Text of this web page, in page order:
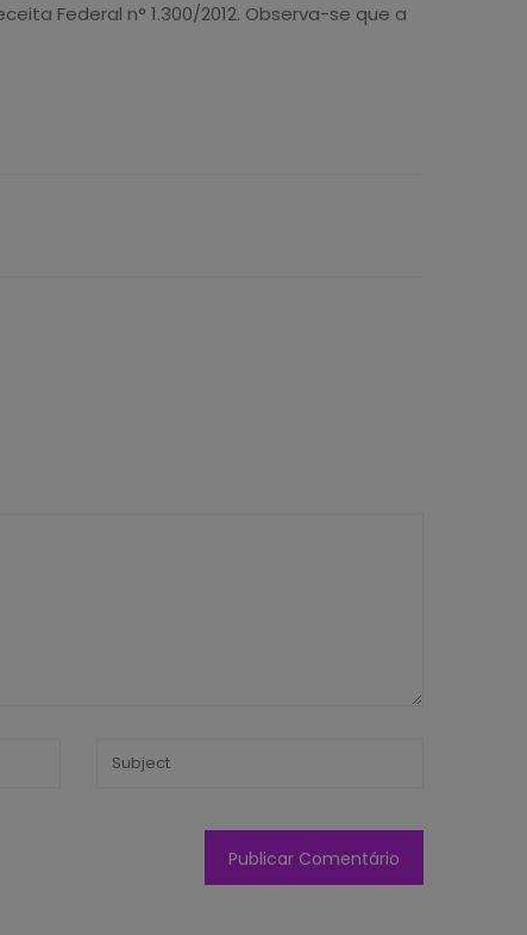
Federal n° 1.300/2012. Observa-se que a